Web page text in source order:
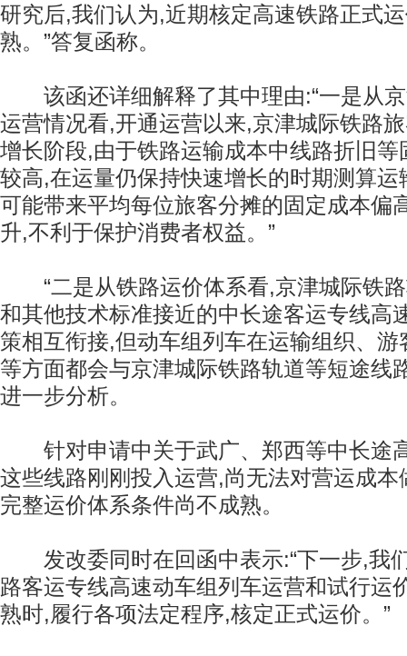
研究后,我们认为,近期核定高速铁路正式
熟。”答复函称。
该函还详细解释了其中理由:“一是从京
运营情况看,开通运营以来,京津城际铁路
增长阶段,由于铁路运输成本中线路折旧等
较高,在运量仍保持快速增长的时期测算
可能带来平均每位旅客分摊的固定成本偏
升,不利于保护消费者权益。”
“二是从铁路运价体系看,京津城际铁路
和其他技术标准接近的中长途客运专线高
策相互衔接,但动车组列车在运输组织、
等方面都会与京津城际铁路轨道等短途线
进一步分析。
针对申请中关于武广、郑西等中长途
这些线路刚刚投入运营,尚无法对营运成
完整运价体系条件尚不成熟。
发改委同时在回函中表示:“下一步,我
路客运专线高速动车组列车运营和试行运
熟时,履行各项法定程序,核定正式运价。”